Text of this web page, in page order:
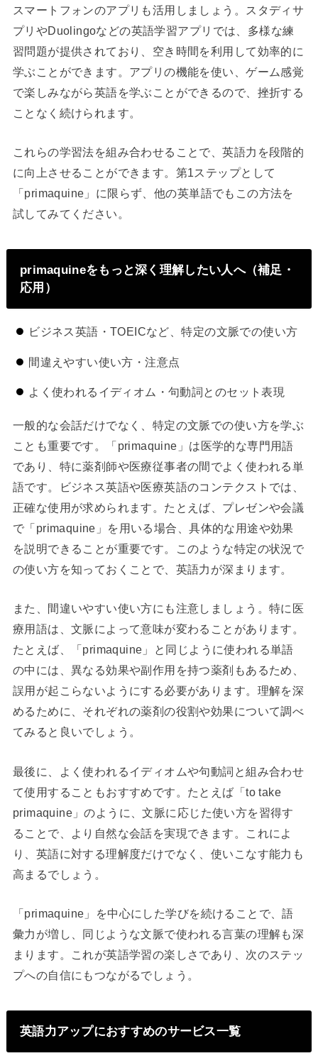
スマートフォンのアプリも活用しましょう。スタディサ
プリやDuolingoなどの英語学習アプリでは、多様な練
習問題が提供されており、空き時間を利用して効率的に
学ぶことができます。アプリの機能を使い、ゲーム感覚
で楽しみながら英語を学ぶことができるので、挫折する
ことなく続けられます。
これらの学習法を組み合わせることで、英語力を段階的
に向上させることができます。第1ステップとして
「primaquine」に限らず、他の英単語でもこの方法を
試してみてください。
primaquineをもっと深く理解したい人へ（補足・
応用）
ビジネス英語・TOEICなど、特定の文脈での使い方
間違えやすい使い方・注意点
よく使われるイディオム・句動詞とのセット表現
一般的な会話だけでなく、特定の文脈での使い方を学ぶ
ことも重要です。「primaquine」は医学的な専門用語
であり、特に薬剤師や医療従事者の間でよく使われる単
語です。ビジネス英語や医療英語のコンテクストでは、
正確な使用が求められます。たとえば、プレゼンや会議
で「primaquine」を用いる場合、具体的な用途や効果
を説明できることが重要です。このような特定の状況で
の使い方を知っておくことで、英語力が深まります。
また、間違いやすい使い方にも注意しましょう。特に医
療用語は、文脈によって意味が変わることがあります。
たとえば、「primaquine」と同じように使われる単語
の中には、異なる効果や副作用を持つ薬剤もあるため、
誤用が起こらないようにする必要があります。理解を深
めるために、それぞれの薬剤の役割や効果について調べ
てみると良いでしょう。
最後に、よく使われるイディオムや句動詞と組み合わせ
て使用することもおすすめです。たとえば「to take
primaquine」のように、文脈に応じた使い方を習得す
ることで、より自然な会話を実現できます。これによ
り、英語に対する理解度だけでなく、使いこなす能力も
高まるでしょう。
「primaquine」を中心にした学びを続けることで、語
彙力が増し、同じような文脈で使われる言葉の理解も深
まります。これが英語学習の楽しさであり、次のステッ
プへの自信にもつながるでしょう。
英語力アップにおすすめのサービス一覧